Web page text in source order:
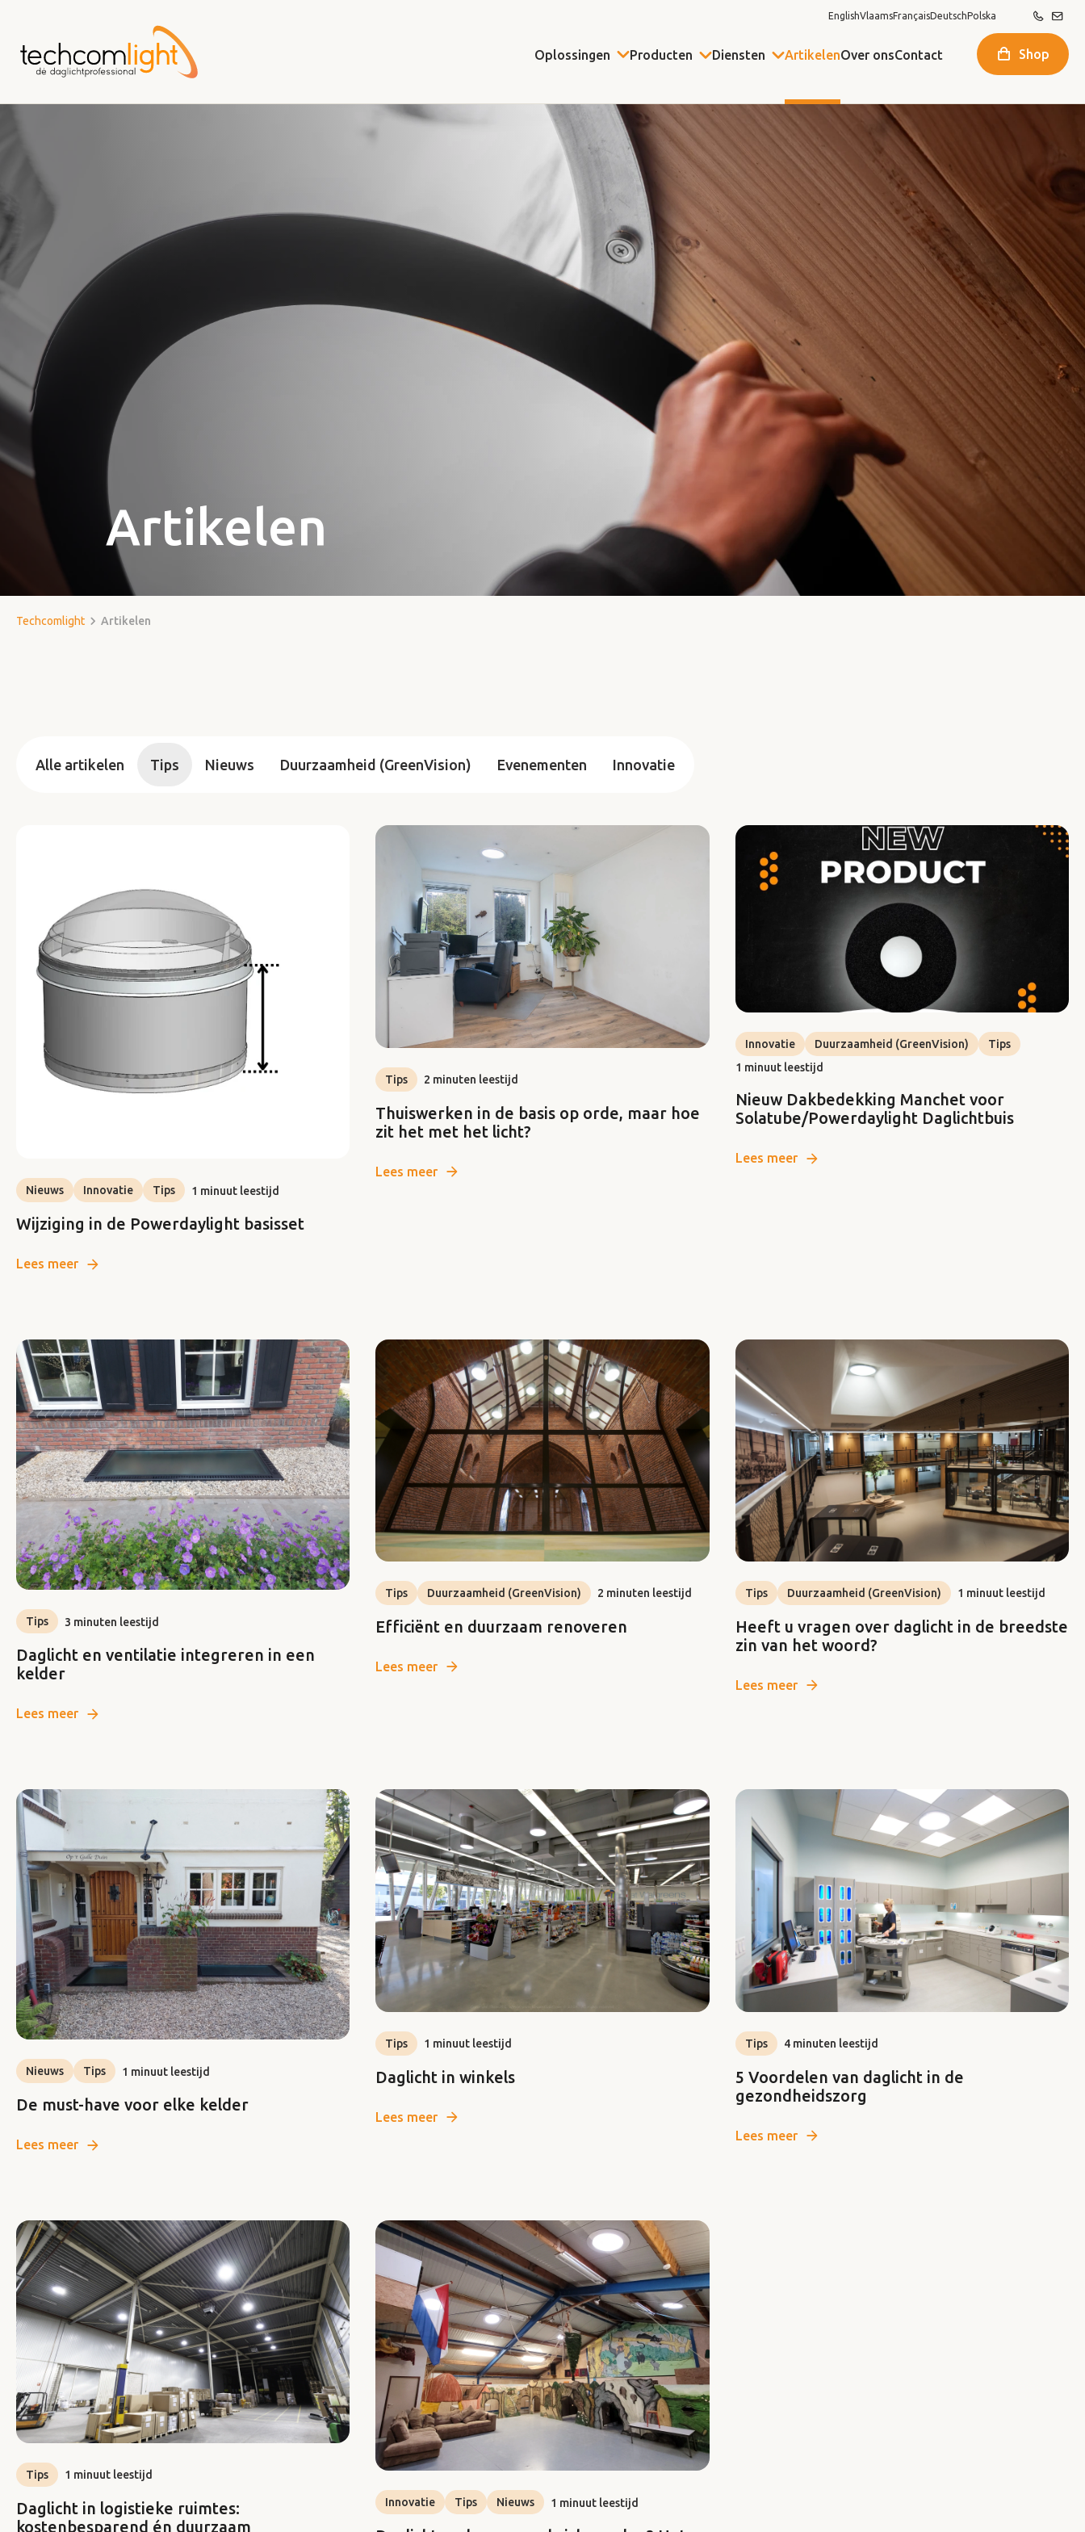
EnglishVlaamsFrançaisDeutschPolska
Oplossingen Producten Diensten ArtikelenOver onsContact Shop
Artikelen
Techcomlight Artikelen
Alle artikelen Tips Nieuws Duurzaamheid (GreenVision) Evenementen Innovatie
Nieuws Innovatie Tips 1 minuut leestijd
Wijziging in de Powerdaylight basisset
Lees meer
Tips 2 minuten leestijd
Thuiswerken in de basis op orde, maar hoe
zit het met het licht?
Lees meer
Innovatie Duurzaamheid (GreenVision)
Tips
1 minuut leestijd
Nieuw Dakbedekking Manchet voor
Solatube/Powerdaylight Daglichtbuis
Lees meer
Tips 3 minuten leestijd
Daglicht en ventilatie integreren in een
kelder
Lees meer
Tips Duurzaamheid (GreenVision) 2 minuten leestijd
Efficiënt en duurzaam renoveren
Lees meer
Tips Duurzaamheid (GreenVision) 1 minuut leestijd
Heeft u vragen over daglicht in de breedste
zin van het woord?
Lees meer
Nieuws Tips 1 minuut leestijd
De must-have voor elke kelder
Lees meer
Tips 1 minuut leestijd
Daglicht in winkels
Lees meer
Tips 4 minuten leestijd
5 Voordelen van daglicht in de
gezondheidszorg
Lees meer
Tips 1 minuut leestijd
Daglicht in logistieke ruimtes:
kostenbesparend én duurzaam
Innovatie Tips Nieuws 1 minuut leestijd